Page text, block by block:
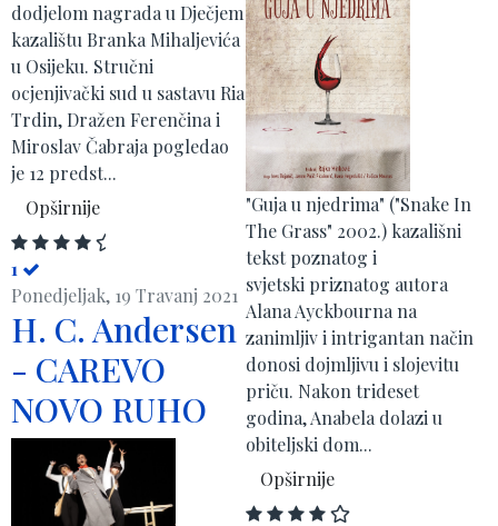
dodjelom nagrada u Dječjem
kazalištu Branka Mihaljevića
u Osijeku. Stručni
ocjenjivački sud u sastavu Ria
Trdin, Dražen Ferenčina i
Miroslav Čabraja pogledao
je 12 predst...
Opširnije
1
"Guja u njedrima" ("Snake In
The Grass" 2002.) kazališni
tekst poznatog i
svjetski priznatog autora
Alana Ayckbourna na
zanimljiv i intrigantan način
donosi dojmljivu i slojevitu
priču. Nakon trideset
godina, Anabela dolazi u
obiteljski dom...
Opširnije
Ponedjeljak, 19 Travanj 2021
H. C. Andersen
- CAREVO
NOVO RUHO